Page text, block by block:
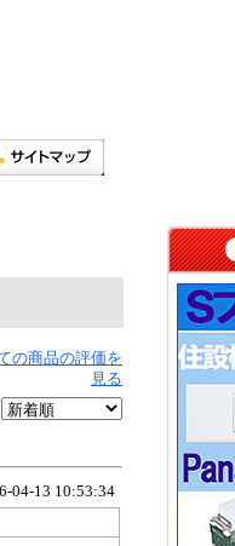
の商品の評価を
見る
04-13 10:53:34